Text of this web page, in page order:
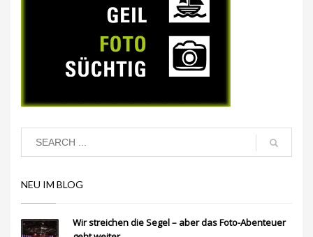
NEU IM BLOG
Wir streichen die Segel – aber das Foto-Abenteuer